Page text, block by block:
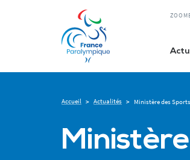
Accueil > Actualités > Ministère des Sports